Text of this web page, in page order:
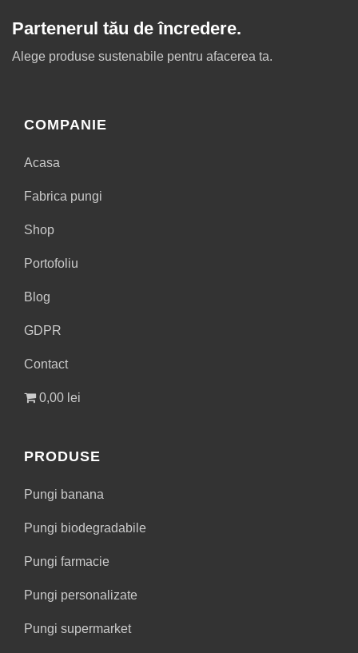
Partenerul tău de încredere.
Alege produse sustenabile pentru afacerea ta.
COMPANIE
Acasa
Fabrica pungi
Shop
Portofoliu
Blog
GDPR
Contact
0,00 lei
PRODUSE
Pungi banana
Pungi biodegradabile
Pungi farmacie
Pungi personalizate
Pungi supermarket